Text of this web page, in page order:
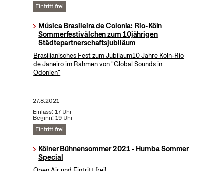
Eintritt frei
Música Brasileira de Colonia: Rio-Köln
Sommerfestivälchen zum 10jährigen
Städtepartnerschaftsjubiläum
Brasilianisches Fest zum Jubiläum10 Jahre Köln-Rio
de Janeiro im Rahmen von "Global Sounds in
Odonien"
27.8.2021
Einlass: 17 Uhr
Beginn: 19 Uhr
Eintritt frei
Kölner Bühnensommer 2021 - Humba Sommer
Special